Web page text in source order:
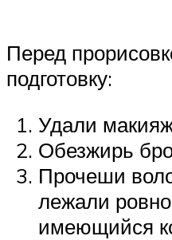
Перед
подготовку:
Удали
Обезжирь
Прочеши
лежали
имеющийся